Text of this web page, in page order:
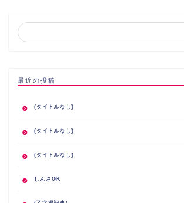
最近の投稿
(タイトルなし)
(タイトルなし)
(タイトルなし)
しんさOK